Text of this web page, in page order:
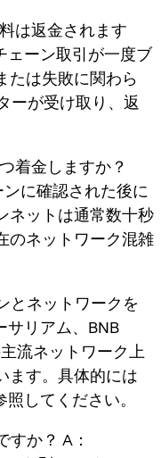
は返金されます
ェーン取引が一度ブ
たは失敗に関わら
ーが受け取り、返
着金しますか？
に確認された後に
ネットは通常数十秒
のネットワーク混雑
とネットワークを
サリアム、BNB
流ネットワーク上
ます。具体的には
してください。
か？ A：